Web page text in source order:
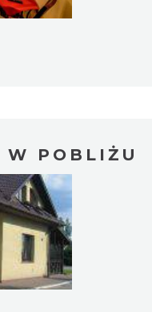
W POBLIŻU